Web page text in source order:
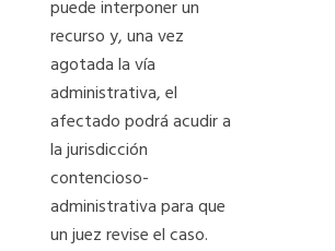
puede interponer un
recurso y, una vez
agotada la vía
administrativa, el
afectado podrá acudir a
la jurisdicción
contencioso-
administrativa para que
un juez revise el caso.